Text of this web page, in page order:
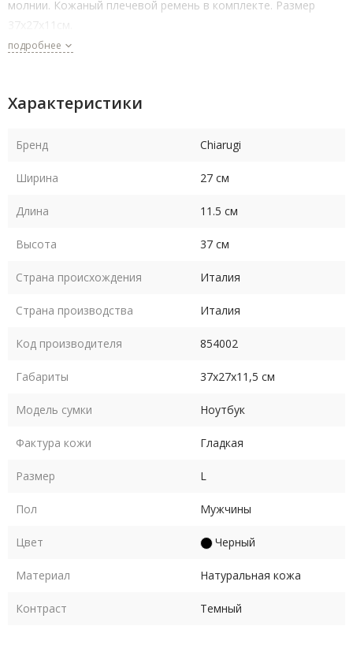
молнии. Кожаный плечевой ремень в комплекте. Размер
37х27х11см.
подробнее
Характеристики
Бренд Chiarugi
Ширина 27 см
Длина 11.5 см
Высота 37 см
Страна происхождения Италия
Страна производства Италия
Код производителя 854002
Габариты 37х27х11,5 см
Модель сумки Ноутбук
Фактура кожи Гладкая
Размер L
Пол Мужчины
Цвет Черный
Материал Натуральная кожа
Контраст Темный